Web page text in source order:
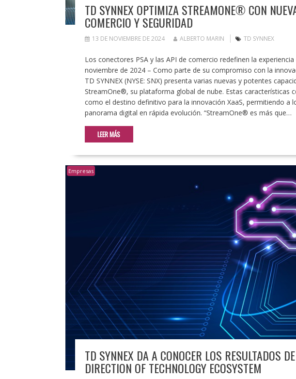
TD SYNNEX OPTIMIZA STREAMONE® CON
COMERCIO Y SEGURIDAD
13 DE NOVIEMBRE DE 2024 ALBERTO MARIN TD SYNNEX
Los conectores PSA y las API de comercio redefinen la
noviembre de 2024 – Como parte de su compromiso con la
TD SYNNEX (NYSE: SNX) presenta varias nuevas y potentes
StreamOne®, su plataforma global de nube. Estas características
como el destino definitivo para la innovación XaaS, permitiendo a
panorama digital en rápida evolución. “StreamOne® es más que…
LEER MÁS
Empresas
TD SYNNEX DA A CONOCER LOS RESULTADOS
DIRECTION OF TECHNOLOGY ECOSYSTEM